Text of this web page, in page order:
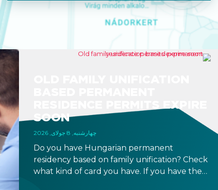
RESIDENCE PERMITS EXPIRE
SOON
چهارشنبه, 8 جولای, 2026
Do you have Hungarian permanent
residency based on family unification? Check
what kind of card you have. If you have the